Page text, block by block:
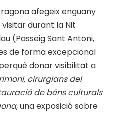
afegeix enguany
durant la Nit
(Passeig Sant Antoni,
de forma excepcional
donar visibilitat a
cirurgians del
de béns culturals
, una exposició sobre